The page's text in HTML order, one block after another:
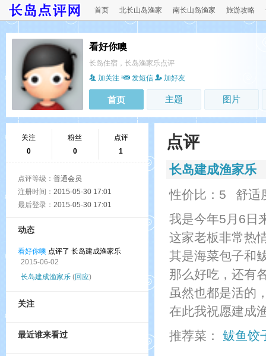
首页 北长山岛渔家 南长山岛渔家 旅游攻略
看好你噢
长岛住宿，长岛渔家乐点评
加关注
发短信 加好友
首页 主题 图片
关注
0
粉丝
0
点评
1
点评等级： 普通会员
注册时间： 2015-05-30 17:01
最后登录： 2015-05-30 17:01
动态
看好你噢 点评了 长岛建成渔家乐
2015-06-02
长岛建成渔家乐 (回应)
关注
最近谁来看过
点评
长岛建成渔家乐
性价比：5
舒适
我是今年5月6日
这家老板非常热
其是海菜包子和
那么好吃，还有
虽然也都是活的
在此我祝愿建成
推荐菜： 鲅鱼饺